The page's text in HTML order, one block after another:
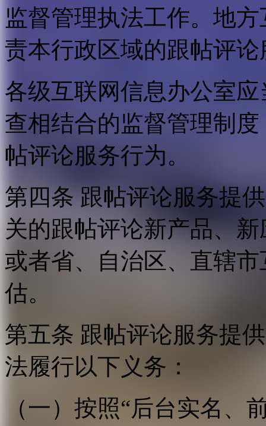
监督管理执法工作。地
责本行政区域的跟帖评
各级互联网信息办公室
查相结合的监督管理制
帖评论服务行为。
第四条 跟帖评论服务提
关的跟帖评论新产品、
或者省、自治区、直辖
估。
第五条 跟帖评论服务提
法履行以下义务：
（一）按照“后台实名、